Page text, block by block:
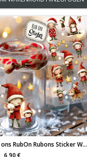
Rub ons RubOn Rubons Sticker Weihnachten Weihnachtssticker Weihnachtsmotive Tiere Wichtel Weihnachtswichtel Zwerge DIN lang rb31
6,90 €